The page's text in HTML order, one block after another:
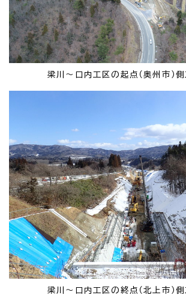
梁川～口内工区の起点（奥州市）
梁川～口内工区の終点（北上市）